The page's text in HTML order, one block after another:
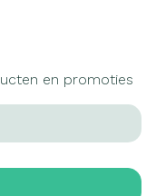
en promoties